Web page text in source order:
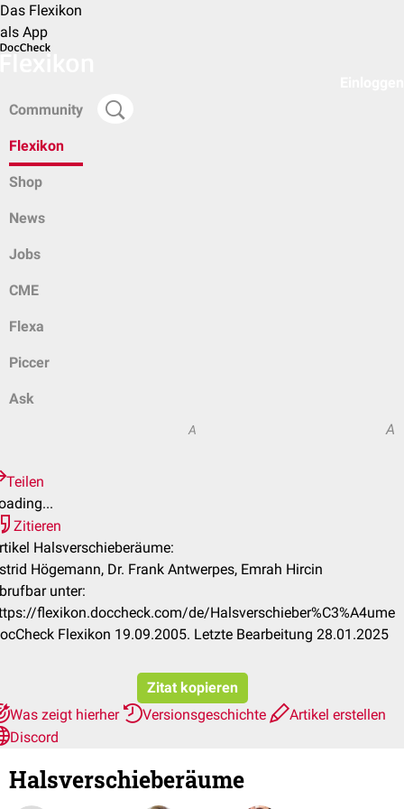
Das Flexikon
als App
Community
Flexikon
Shop
News
Jobs
CME
Flexa
Piccer
Ask
A A
Teilen
Zitieren
Halsverschieberäume:
Högemann, Dr. Frank Antwerpes, Emrah Hircin
unter:
flexikon.doccheck.com/de/Halsverschieber%C3%A4ume
Flexikon 19.09.2005. Letzte Bearbeitung 28.01.2025
Zitat kopieren
Was zeigt hierher
Versionsgeschichte
Artikel erstellen
Discord
Halsverschieberäume